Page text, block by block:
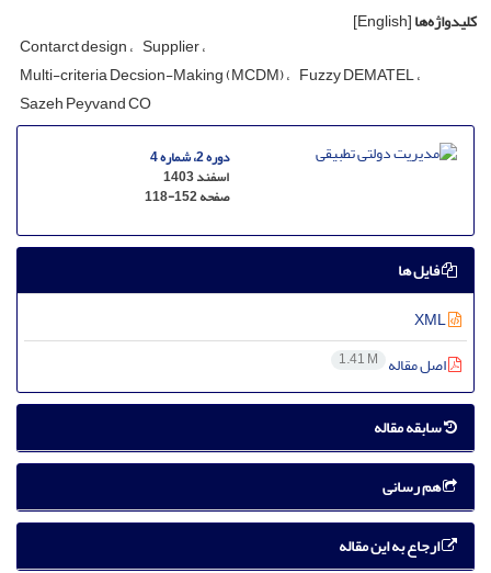
کلیدواژه‌ها[English]
Contarct design Supplier
Multi-criteria Decsion-Making (MCDM) Fuzzy DEMATEL
Sazeh Peyvand CO
دوره 2، شماره 4
اسفند 1403
صفحه118-152
فایل ها
اصل مقاله 1.41 M
سابقه مقاله
هم رسانی
ارجاع به این مقاله